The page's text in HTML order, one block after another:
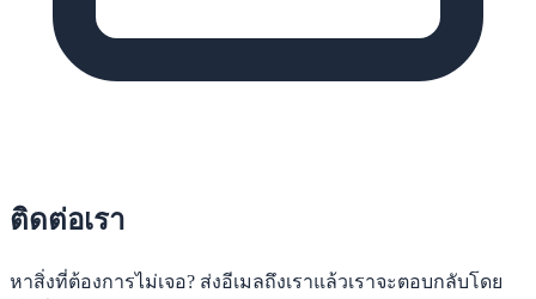
ติดต่อเรา
หาสิ่งที่ต้องการไม่เจอ? ส่งอีเมลถึงเราแล้วเราจะตอบกลับโดย